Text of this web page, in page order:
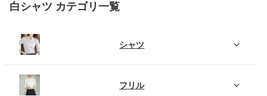
白シャツ カテゴリ一覧
シャツ
フリル